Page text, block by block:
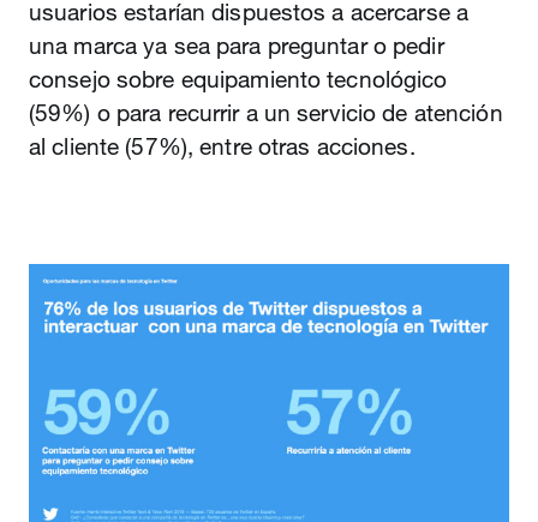
usuarios estarían dispuestos a acercarse a
una marca ya sea para preguntar o pedir
consejo sobre equipamiento tecnológico
(59%) o para recurrir a un servicio de atención
al cliente (57%), entre otras acciones.